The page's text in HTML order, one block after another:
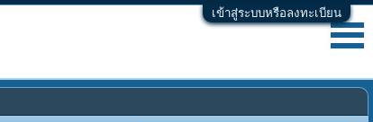
เข้าสู่ระบบหรือลงทะเบียน